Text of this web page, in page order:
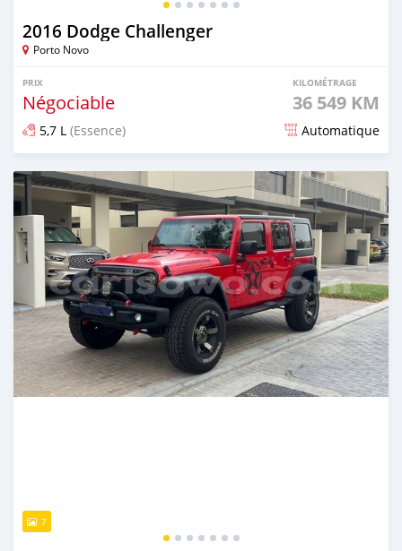
2016 Dodge Challenger
Porto Novo
PRIX
Négociable
KILOMÉTRAGE
36 549 KM
5,7 L (Essence) Automatique
Publié il y a plus d'un an
7